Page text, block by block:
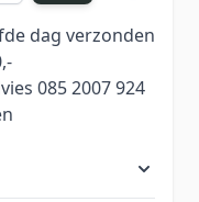
dag verzonden
085 2007 924